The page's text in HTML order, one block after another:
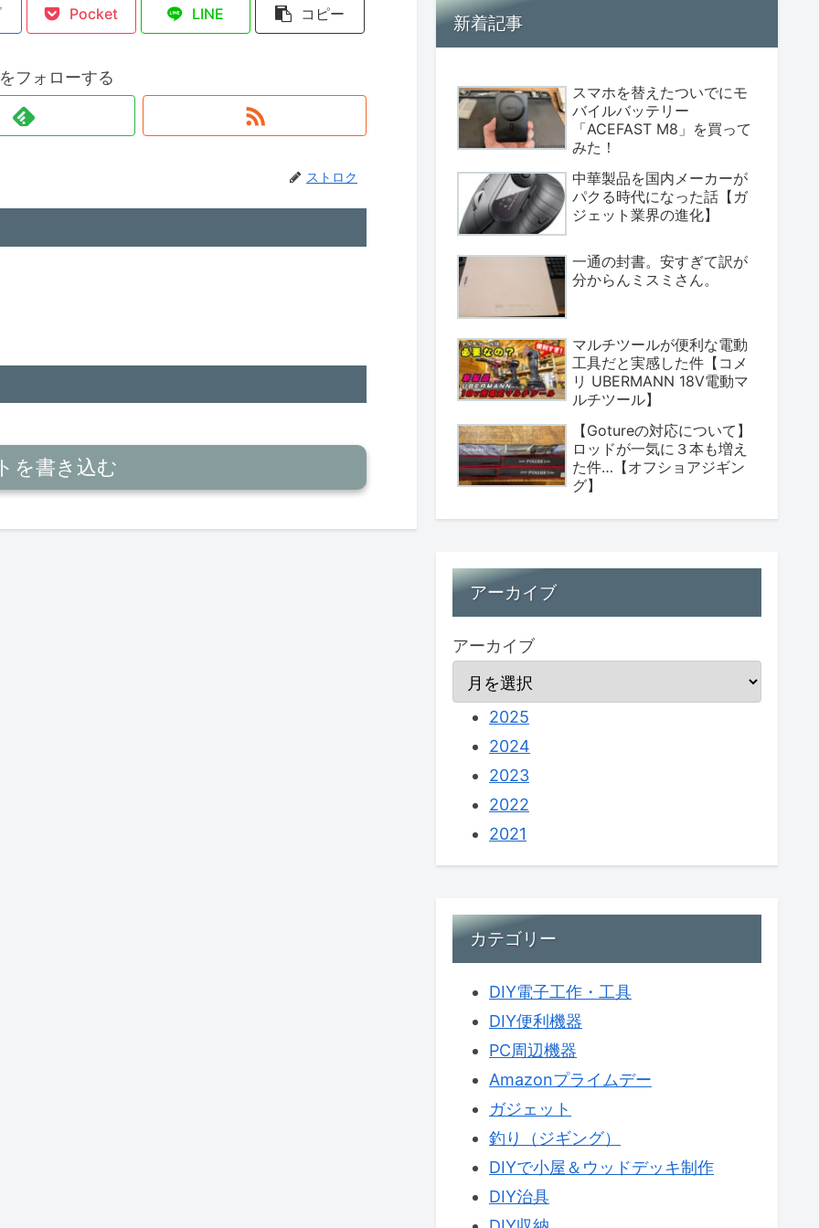
Pocket LINE コピー
フォローする
ストロク
を書き込む
新着記事
スマホを替えたついでにモ
バイルバッテリー
「ACEFAST M8」を買って
みた！
中華製品を国内メーカーが
パクる時代になった話【ガ
ジェット業界の進化】
一通の封書。安すぎて訳が
分からんミスミさん。
マルチツールが便利な電動
工具だと実感した件【コメ
リ UBERMANN 18V電動マ
ルチツール】
【Gotureの対応について】
ロッドが一気に３本も増え
た件…【オフショアジギン
グ】
アーカイブ
アーカイブ
2025
2024
2023
2022
2021
カテゴリー
DIY電子工作・工具
DIY便利機器
PC周辺機器
Amazonプライムデー
ガジェット
釣り（ジギング）
DIYで小屋＆ウッドデッキ制作
DIY治具